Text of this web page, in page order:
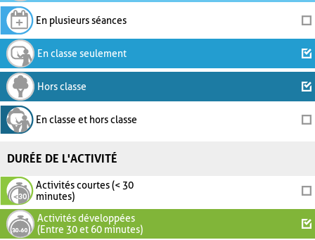
En plusieurs séances
En classe seulement
Hors classe
En classe et hors classe
DURÉE DE L'ACTIVITÉ
Activités courtes (< 30
minutes)
Activités développées
(Entre 30 et 60 minutes)